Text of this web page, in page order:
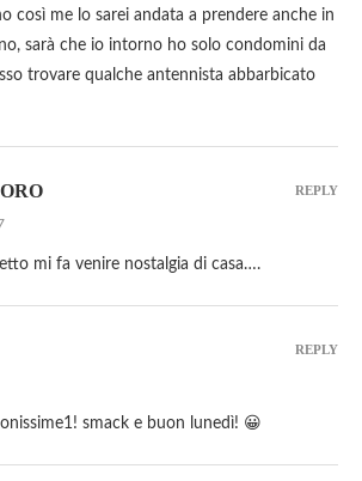
così me lo sarei andata a prendere anche in
sarà che io intorno ho solo condomini da
trovare qualche antennista abbarbicato
mi fa venire nostalgia di casa….
REPLY
smack e buon lunedì! 😀
REPLY